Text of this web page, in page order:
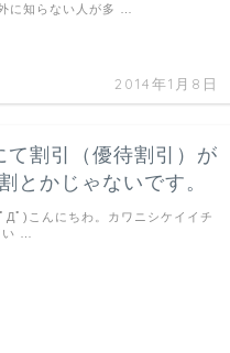
2014年1月8日
に知らない人が多 …
割引（優待割引）が
とかじゃないです。
ﾟ)こんにちわ。カワニシケイイチ
…